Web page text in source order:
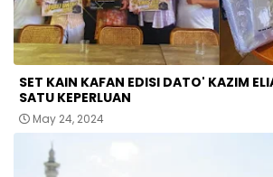
SET KAIN KAFAN EDISI DATO' KAZIM
SATU KEPERLUAN
May 24, 2024